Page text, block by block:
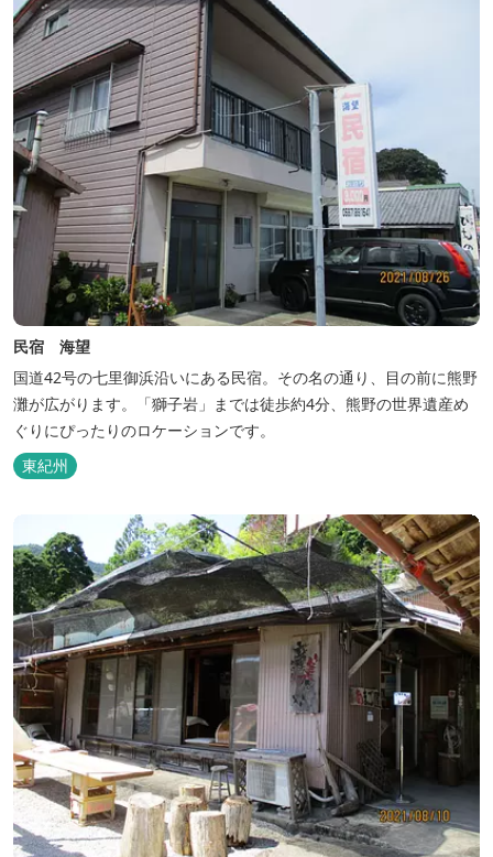
民宿 海望
国道42号の七里御浜沿いにある民宿。その名の通り、目の前に熊野
灘が広がります。「獅子岩」までは徒歩約4分、熊野の世界遺産め
ぐりにぴったりのロケーションです。
東紀州